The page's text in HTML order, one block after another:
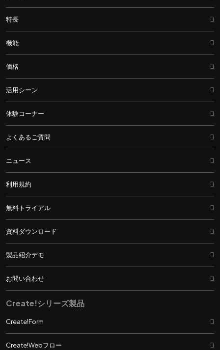
特長
機能
価格
活用シーン
体験コーナー
よくあるご質問
ニュース
利用規約
無料トライアル
資料ダウンロード
製品紹介デモ
お問い合わせ
Create!シリーズ製品
Create!Form
Create!Webフロー